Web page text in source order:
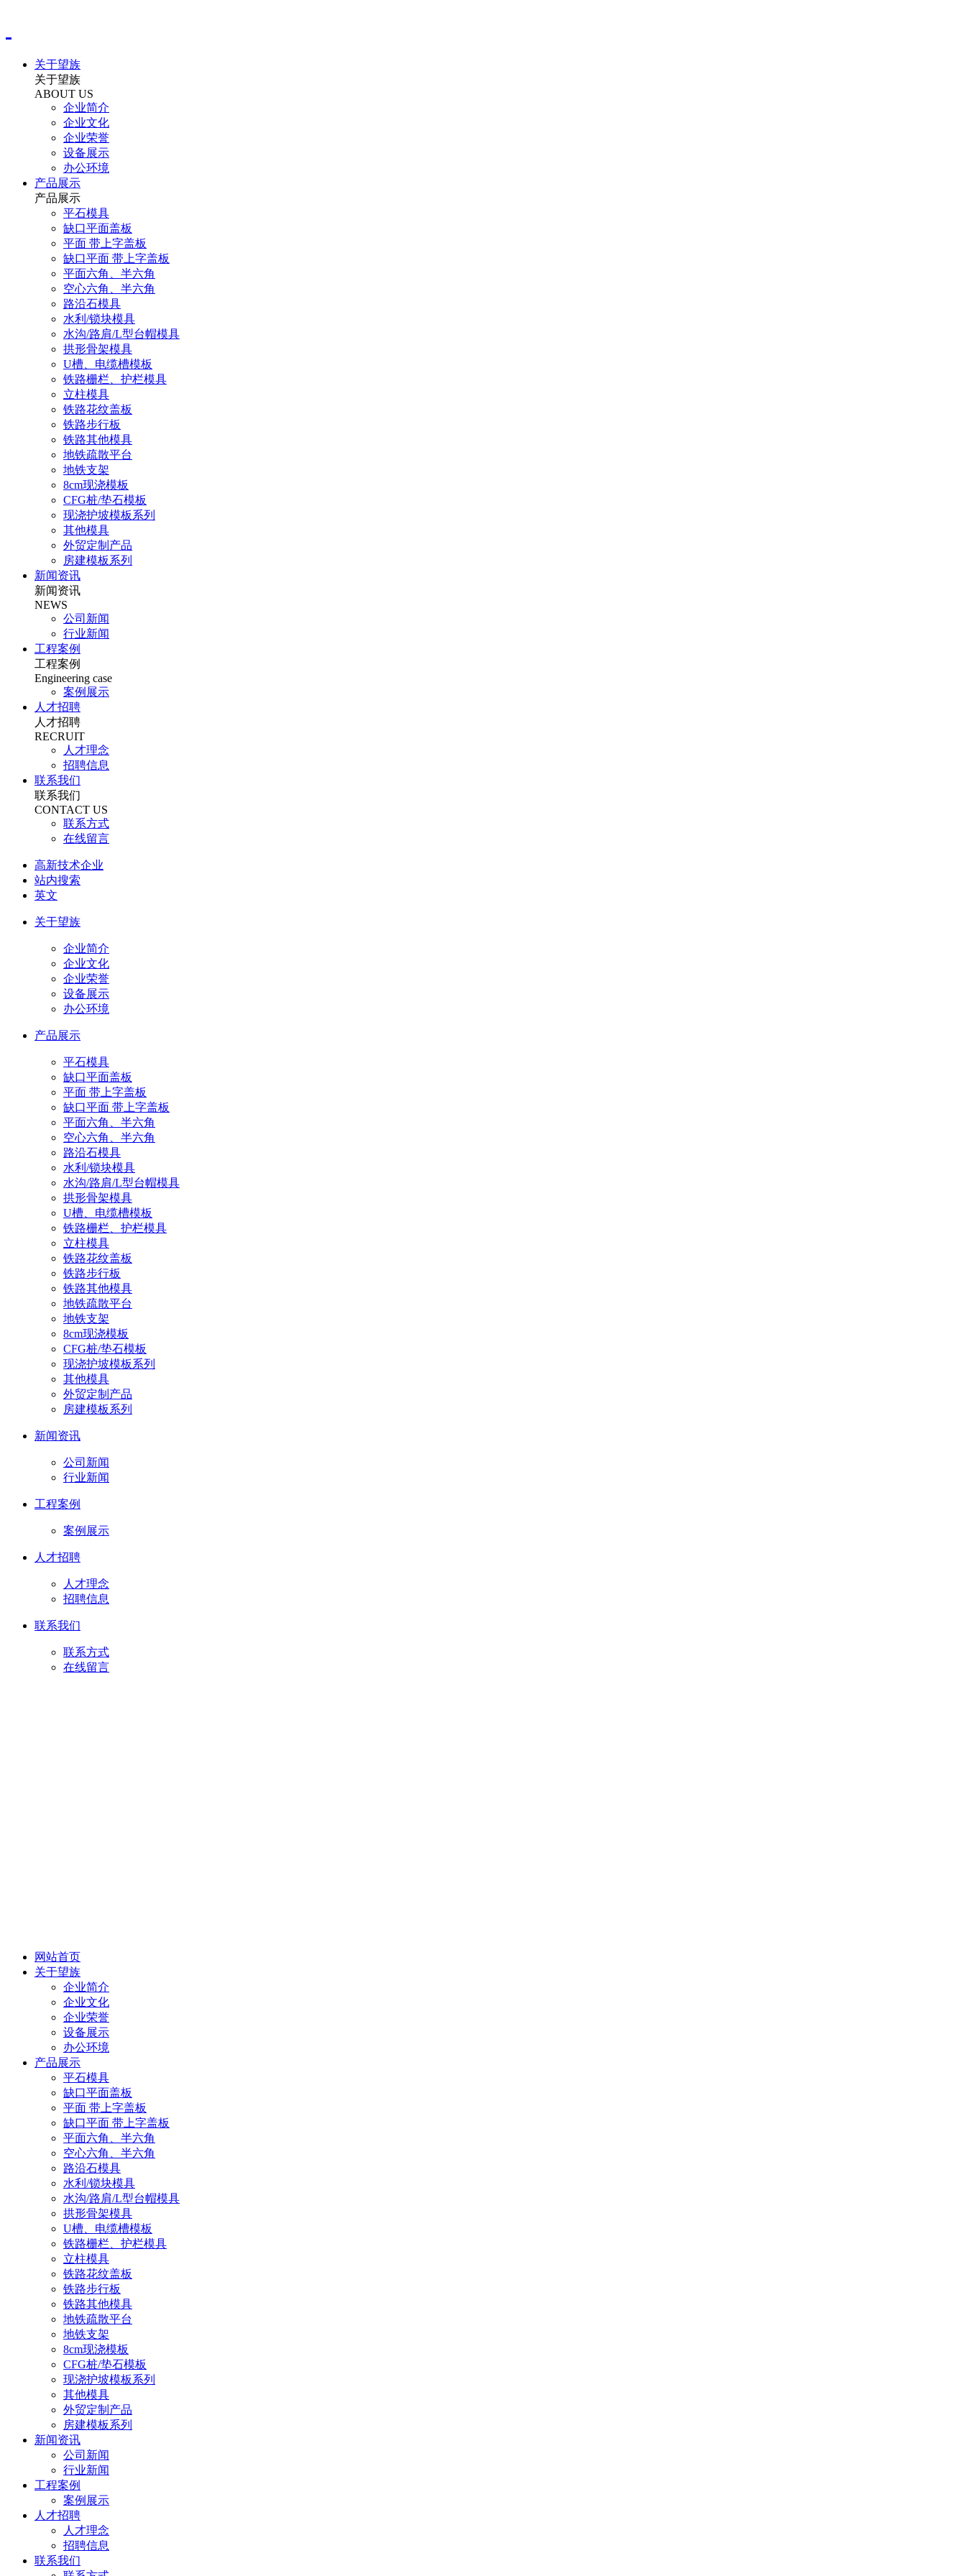
关于望族
关于望族
ABOUT US
企业简介
企业文化
企业荣誉
设备展示
办公环境
产品展示
产品展示
平石模具
缺口平面盖板
平面 带上字盖板
缺口平面 带上字盖板
平面六角、半六角
空心六角、半六角
路沿石模具
水利/锁块模具
水沟/路肩/L型台帽模具
拱形骨架模具
U槽、电缆槽模板
铁路栅栏、护栏模具
立柱模具
铁路花纹盖板
铁路步行板
铁路其他模具
地铁疏散平台
地铁支架
8cm现浇模板
CFG桩/垫石模板
现浇护坡模板系列
其他模具
外贸定制产品
房建模板系列
新闻资讯
新闻资讯
NEWS
公司新闻
行业新闻
工程案例
工程案例
Engineering case
案例展示
人才招聘
人才招聘
RECRUIT
人才理念
招聘信息
联系我们
联系我们
CONTACT US
联系方式
在线留言
高新技术企业
站内搜索
英文
关于望族
企业简介
企业文化
企业荣誉
设备展示
办公环境
产品展示
平石模具
缺口平面盖板
平面 带上字盖板
缺口平面 带上字盖板
平面六角、半六角
空心六角、半六角
路沿石模具
水利/锁块模具
水沟/路肩/L型台帽模具
拱形骨架模具
U槽、电缆槽模板
铁路栅栏、护栏模具
立柱模具
铁路花纹盖板
铁路步行板
铁路其他模具
地铁疏散平台
地铁支架
8cm现浇模板
CFG桩/垫石模板
现浇护坡模板系列
其他模具
外贸定制产品
房建模板系列
新闻资讯
公司新闻
行业新闻
工程案例
案例展示
人才招聘
人才理念
招聘信息
联系我们
联系方式
在线留言
网站首页
关于望族
企业简介
企业文化
企业荣誉
设备展示
办公环境
产品展示
平石模具
缺口平面盖板
平面 带上字盖板
缺口平面 带上字盖板
平面六角、半六角
空心六角、半六角
路沿石模具
水利/锁块模具
水沟/路肩/L型台帽模具
拱形骨架模具
U槽、电缆槽模板
铁路栅栏、护栏模具
立柱模具
铁路花纹盖板
铁路步行板
铁路其他模具
地铁疏散平台
地铁支架
8cm现浇模板
CFG桩/垫石模板
现浇护坡模板系列
其他模具
外贸定制产品
房建模板系列
新闻资讯
公司新闻
行业新闻
工程案例
案例展示
人才招聘
人才理念
招聘信息
联系我们